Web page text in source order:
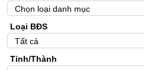
Loại BĐS
Tỉnh/Thành